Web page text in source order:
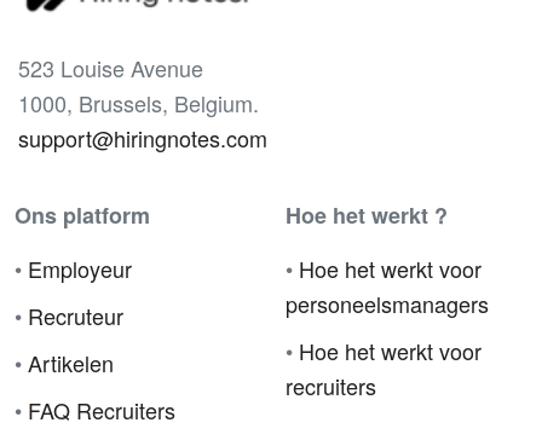
523 Louise Avenue
1000, Brussels, Belgium.
support@hiringnotes.com
Ons platform
• Employeur
• Recruteur
•Artikelen
• FAQ Recruiters
Hoe het werkt ?
• Hoe het werkt voor
personeelsmanagers
• Hoe het werkt voor
recruiters